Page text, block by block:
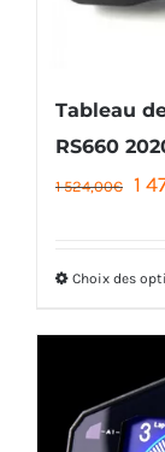
Tableau
RS660
1 524,00 €
Le
1
1
Choix des